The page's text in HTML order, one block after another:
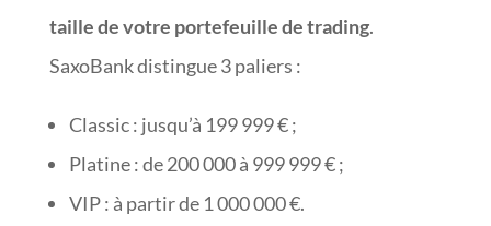
taille de votre portefeuille de trading.
SaxoBank distingue 3 paliers :
Classic : jusqu’à 199 999 € ;
Platine : de 200 000 à 999 999 € ;
VIP : à partir de 1 000 000 €.